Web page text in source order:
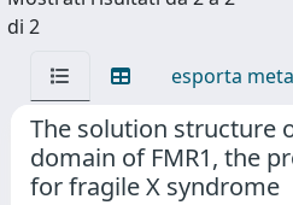
di 2
esporta
The solution structure
domain of FMR1, the
for fragile X syndrome